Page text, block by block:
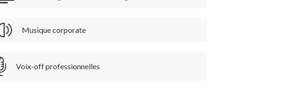
Musique corporate
Voix-off professionnelles